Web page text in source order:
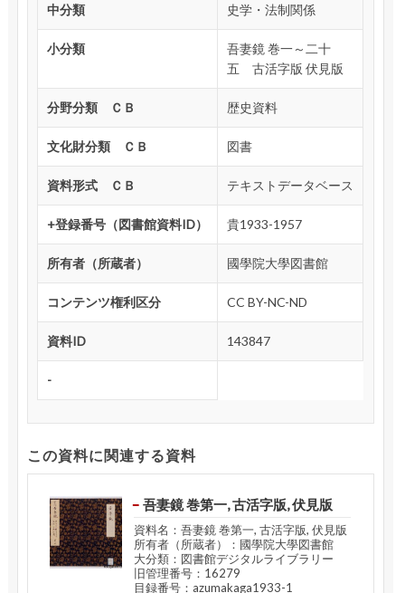
中分類 史学・法制関係
小分類
吾妻鏡 巻一～二十
五 古活字版 伏見版
分野分類 ＣＢ 歴史資料
文化財分類 ＣＢ 図書
資料形式 ＣＢ テキストデータベース
+登録番号（図書館資料ID） 貴1933-1957
所有者（所蔵者） 國學院大學図書館
コンテンツ権利区分 CC BY-NC-ND
資料ID 143847
-
この資料に関連する資料
吾妻鏡 巻第一, 古活字版, 伏見版
資料名：吾妻鏡 巻第一, 古活字版, 伏見版
所有者（所蔵者）：國學院大學図書館
大分類：図書館デジタルライブラリー
旧管理番号：16279
目録番号：azumakaga1933-1